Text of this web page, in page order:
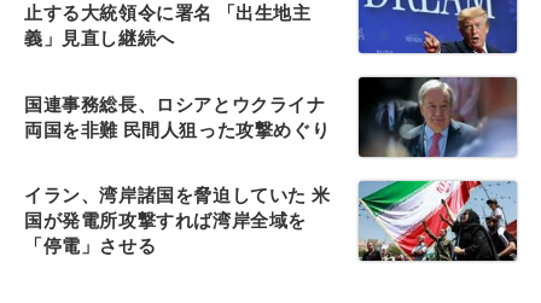
止する大統領令に署名 「出生地主
義」見直し継続へ
国連事務総長、ロシアとウクライナ
両国を非難 民間人狙った攻撃めぐり
イラン、湾岸諸国を脅迫していた 米
国が発電所攻撃すれば湾岸全域を
「停電」させる